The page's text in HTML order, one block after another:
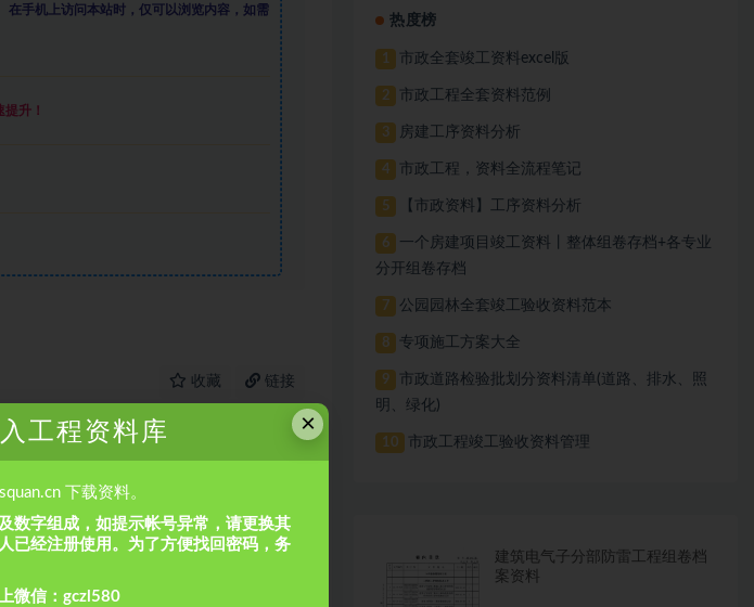
在手机上访问本站时，仅可以浏览内容，如需
提升！
收藏 链接
热度榜
1 市政全套竣工资料excel版
2 市政工程全套资料范例
3 房建工序资料分析
4 市政工程，资料全流程笔记
5 【市政资料】工序资料分析
6
一个房建项目竣工资料丨整体组卷存档+各专业
分开组卷存档
7 公园园林全套竣工验收资料范本
8 专项施工方案大全
9
市政道路检验批划分资料清单(道路、排水、照
明、绿化)
10 市政工程竣工验收资料管理
建筑电气子分部防雷工程组卷档
案资料
×
工程资料库
下载资料。
数字组成，如提示帐号异常，请更换其
已经注册使用。为了方便找回密码，务
微信：gczl580